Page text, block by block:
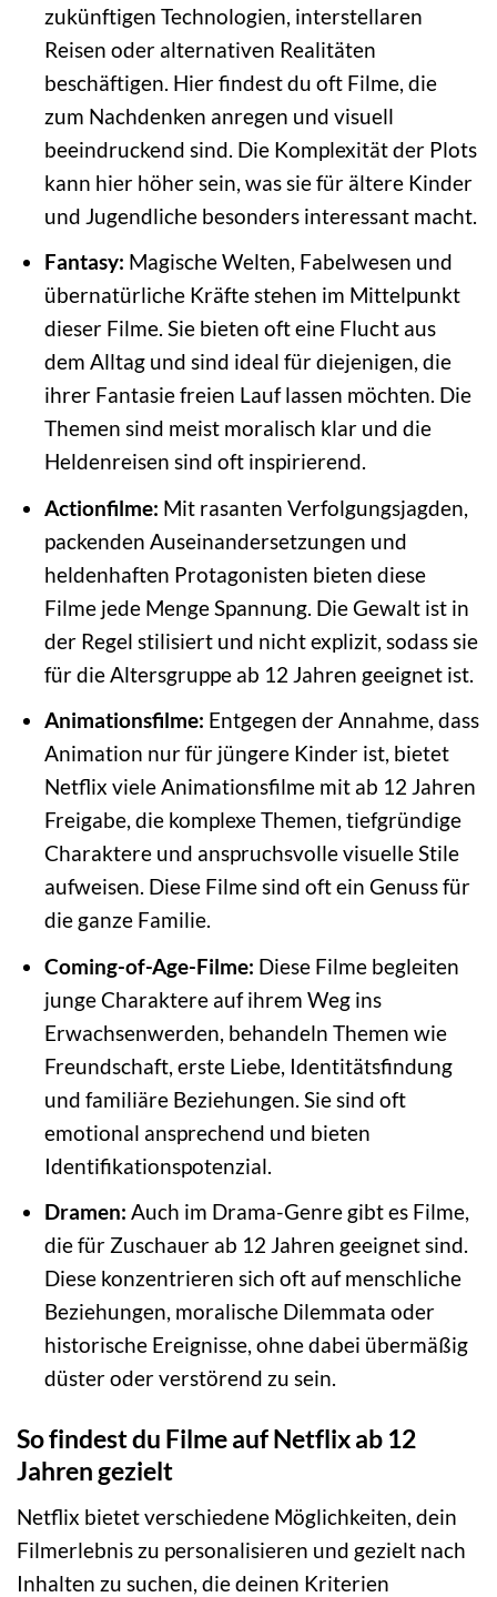
zukünftigen Technologien, interstellaren
Reisen oder alternativen Realitäten
beschäftigen. Hier findest du oft Filme, die
zum Nachdenken anregen und visuell
beeindruckend sind. Die Komplexität der Plots
kann hier höher sein, was sie für ältere Kinder
und Jugendliche besonders interessant macht.
Fantasy: Magische Welten, Fabelwesen und
übernatürliche Kräfte stehen im Mittelpunkt
dieser Filme. Sie bieten oft eine Flucht aus
dem Alltag und sind ideal für diejenigen, die
ihrer Fantasie freien Lauf lassen möchten. Die
Themen sind meist moralisch klar und die
Heldenreisen sind oft inspirierend.
Actionfilme: Mit rasanten Verfolgungsjagden,
packenden Auseinandersetzungen und
heldenhaften Protagonisten bieten diese
Filme jede Menge Spannung. Die Gewalt ist in
der Regel stilisiert und nicht explizit, sodass sie
für die Altersgruppe ab 12 Jahren geeignet ist.
Animationsfilme: Entgegen der Annahme, dass
Animation nur für jüngere Kinder ist, bietet
Netflix viele Animationsfilme mit ab 12 Jahren
Freigabe, die komplexe Themen, tiefgründige
Charaktere und anspruchsvolle visuelle Stile
aufweisen. Diese Filme sind oft ein Genuss für
die ganze Familie.
Coming-of-Age-Filme: Diese Filme begleiten
junge Charaktere auf ihrem Weg ins
Erwachsenwerden, behandeln Themen wie
Freundschaft, erste Liebe, Identitätsfindung
und familiäre Beziehungen. Sie sind oft
emotional ansprechend und bieten
Identifikationspotenzial.
Dramen: Auch im Drama-Genre gibt es Filme,
die für Zuschauer ab 12 Jahren geeignet sind.
Diese konzentrieren sich oft auf menschliche
Beziehungen, moralische Dilemmata oder
historische Ereignisse, ohne dabei übermäßig
düster oder verstörend zu sein.
So findest du Filme auf Netflix ab 12
Jahren gezielt
Netflix bietet verschiedene Möglichkeiten, dein
Filmerlebnis zu personalisieren und gezielt nach
Inhalten zu suchen, die deinen Kriterien